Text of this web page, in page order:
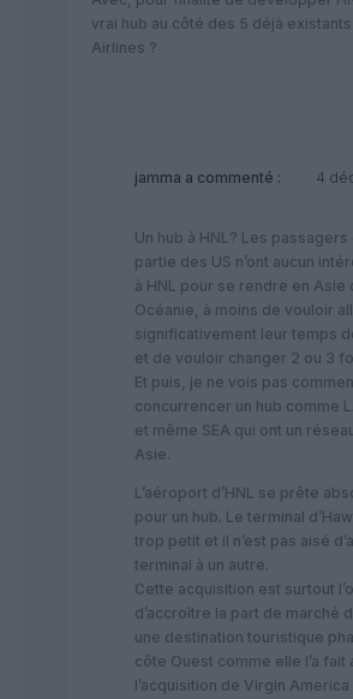
vrai hub au côté des 5 déjà
Airlines ?
jamma a commenté :
4
Un hub à HNL? Les passagers
partie des US n’ont aucun
à HNL pour se rendre en Asie
Océanie, à moins de vouloir
significativement leur temps
et de vouloir changer 2 ou 3
Et puis, je ne vois pas
concurrencer un hub comme
et même SEA qui ont un
Asie.
L’aéroport d’HNL se prête
pour un hub. Le terminal
trop petit et il n’est pas aisé
terminal à un autre.
Cette acquisition est surtout
d’accroître la part de marché
une destination touristique
côte Ouest comme elle l’a fait
l’acquisition de Virgin